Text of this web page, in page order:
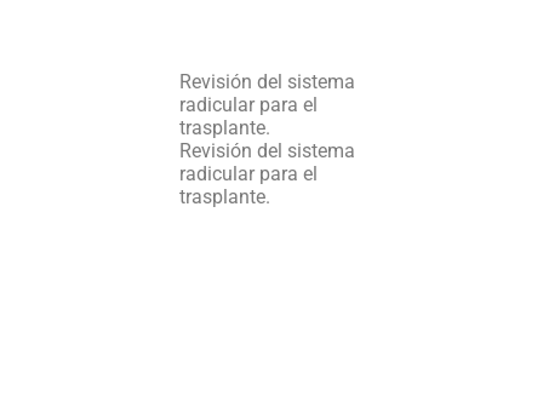
Revisión del sistema
radicular para el
trasplante.
Revisión del sistema
radicular para el
trasplante.